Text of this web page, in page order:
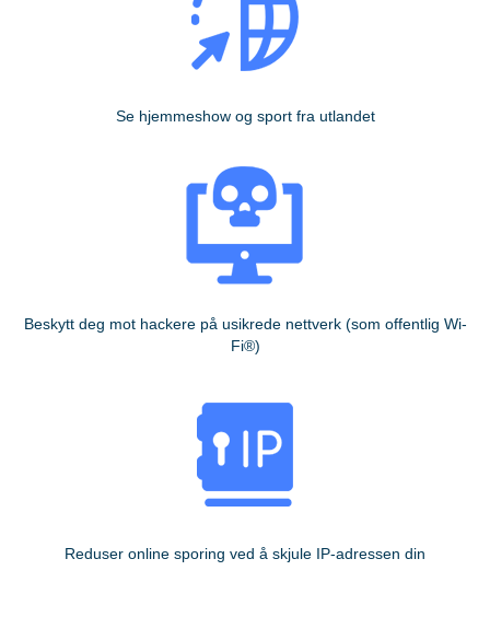
Se hjemmeshow og sport fra utlandet
Beskytt deg mot hackere på usikrede nettverk (som offentlig Wi-
Fi®)
Reduser online sporing ved å skjule IP-adressen din